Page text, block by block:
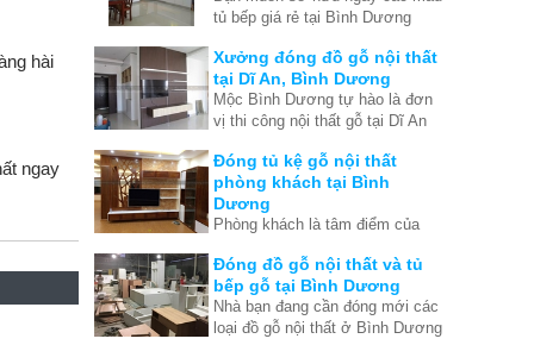
hài
ngay
khi việc xây dựng nhà đã hoàn
những ưu điểm để bạn thấy
được rằng thật ra tủ bếp cũng
rất quan trong quá trình tạo nên
nội thất căn nhà hoàn hảo.
tủ bếp giá rẻ tại Bình Dương
chất lượng hoàn mỹ nhất?
Xưởng đóng đồ gỗ nội thất
tại Dĩ An, Bình Dương
Mộc Bình Dương tự hào là đơn
vị thi công nội thất gỗ tại Dĩ An
Chuyên thi công đồ gỗ nội thất
theo yêu cầu tại Dĩ An, Bình
Dương
Đóng tủ kệ gỗ nội thất
phòng khách tại Bình
Dương
Phòng khách là tâm điểm của
Vì vậy bạn cần phải tìm đúng
nơi đóng đồ gỗ nội thất phòng
khách ở Bình Dương vừa tốt
vừa rẻ.
Đóng đồ gỗ nội thất và tủ
bếp gỗ tại Bình Dương
Nhà bạn đang cần đóng mới các
loại đồ gỗ nội thất ở Bình Dương